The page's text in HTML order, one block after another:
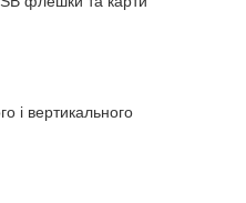
і вертикального